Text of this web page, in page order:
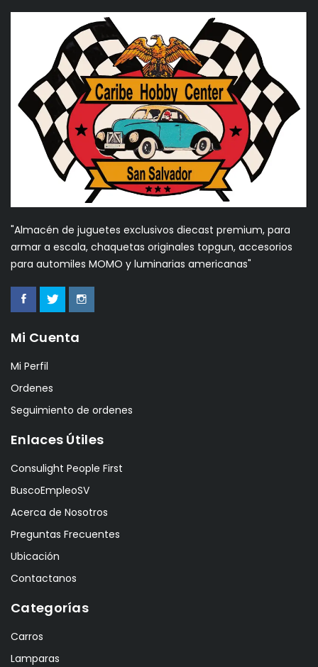
"Almacén de juguetes exclusivos diecast premium, para
armar a escala, chaquetas originales topgun, accesorios
para automiles MOMO y luminarias americanas"
Mi Cuenta
Mi Perfil
Ordenes
Seguimiento de ordenes
Enlaces Útiles
Consulight People First
BuscoEmpleoSV
Acerca de Nosotros
Preguntas Frecuentes
Ubicación
Contactanos
Categorías
Carros
Lamparas